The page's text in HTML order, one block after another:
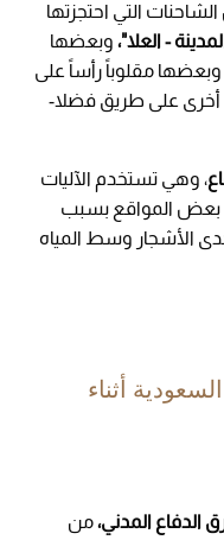
التي احتجزتها
- العلا"، وبعضها
مقلوباً رأساً على
أخرى على طريق فضلا-
، وهي تستخدم الآليات
بعض المواقع بسبب
الأشجار وسط المياه
أثناء
الدفاع المدني،من